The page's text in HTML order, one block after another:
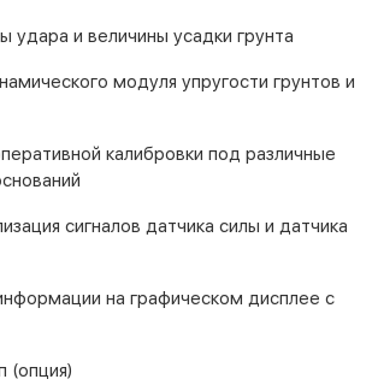
удара и величины усадки грунта
модуля упругости грунтов и
калибровки под различные
сигналов датчика силы и датчика
на графическом дисплее с
(опция)